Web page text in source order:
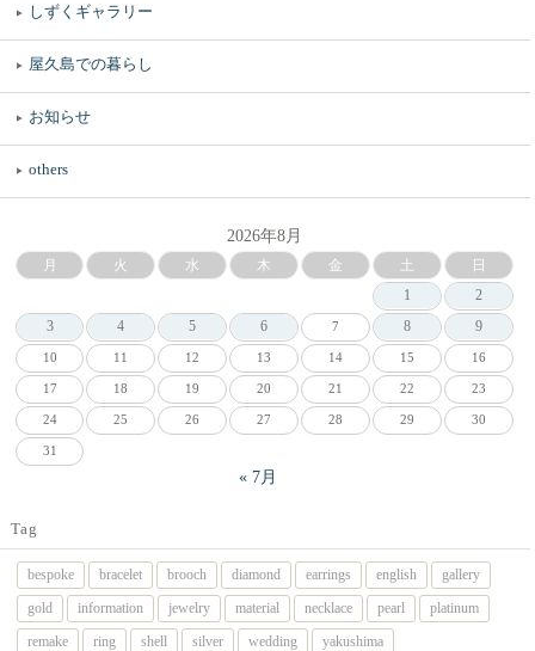
しずくギャラリー
屋久島での暮らし
お知らせ
others
2026年8月
月 火 水 木 金 土
日
1
2
3
4 5 6 7 8 9
10 11 12 13 14 15 16
17 18 19 20 21 22 23
24 25 26 27 28 29 30
31
« 7月
Tag
bespoke bracelet brooch diamond earrings english
gallery
gold
information jewelry material necklace pearl
platinum
remake
ring shell silver wedding yakushima